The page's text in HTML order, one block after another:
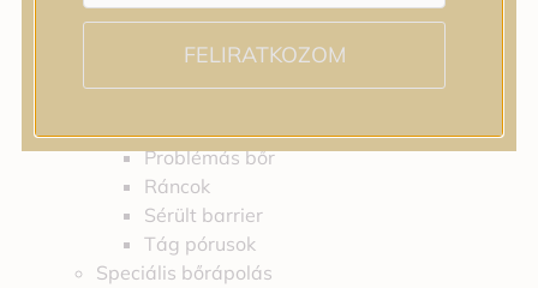
Érzékeny bőr
Fakóság
Problémás bőr
Ráncok
Sérült barrier
Tág pórusok
Speciális bőrápolás
FELIRATKOZOM